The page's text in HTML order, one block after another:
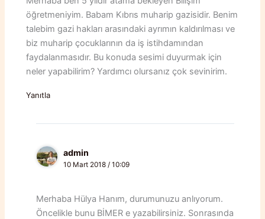
öğretmeniyim. Babam Kıbrıs muharip gazisidir. Benim
talebim gazi hakları arasındaki ayrımın kaldırılması ve
biz muharip çocuklarının da iş istihdamından
faydalanmasıdır. Bu konuda sesimi duyurmak için
neler yapabilirim? Yardımcı olursanız çok sevinirim.
Yanıtla
admin
10 Mart 2018 / 10:09
Merhaba Hülya Hanım, durumunuzu anlıyorum.
Öncelikle bunu BİMER e yazabilirsiniz. Sonrasında